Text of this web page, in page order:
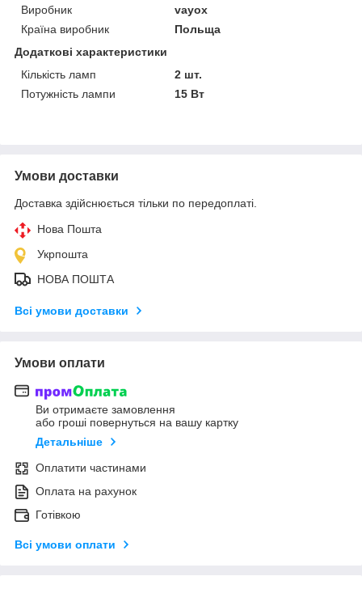
Виробник
vayox
Країна виробник
Польща
Додаткові характеристики
Кількість ламп
2 шт.
Потужність лампи
15 Вт
Умови доставки
Доставка здійснюється тільки по передоплаті.
Нова Пошта
Укрпошта
НОВА ПОШТА
Всі умови доставки
Умови оплати
Ви отримаєте замовлення
або гроші повернуться на вашу картку
Детальніше
Оплатити частинами
Оплата на рахунок
Готівкою
Всі умови оплати